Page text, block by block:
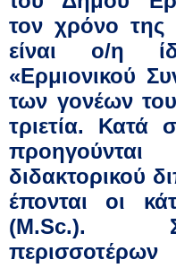
τον χρόνο της
είναι ο/η
«Ερμιονικού
των γονέων
τριετία. Κατά
διδακτορικού
έπονται οι
(M.Sc.).